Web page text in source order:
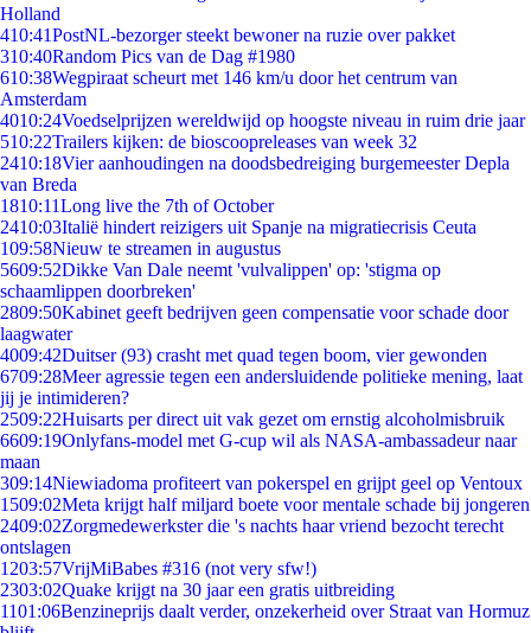
Holland
410:41PostNL-bezorger steekt bewoner na ruzie over pakket
310:40Random Pics van de Dag #1980
610:38Wegpiraat scheurt met 146 km/u door het centrum van
Amsterdam
4010:24Voedselprijzen wereldwijd op hoogste niveau in ruim drie jaar
510:22Trailers kijken: de bioscoopreleases van week 32
2410:18Vier aanhoudingen na doodsbedreiging burgemeester Depla
van Breda
1810:11Long live the 7th of October
2410:03Italië hindert reizigers uit Spanje na migratiecrisis Ceuta
109:58Nieuw te streamen in augustus
5609:52Dikke Van Dale neemt 'vulvalippen' op: 'stigma op
schaamlippen doorbreken'
2809:50Kabinet geeft bedrijven geen compensatie voor schade door
laagwater
4009:42Duitser (93) crasht met quad tegen boom, vier gewonden
6709:28Meer agressie tegen een andersluidende politieke mening, laat
jij je intimideren?
2509:22Huisarts per direct uit vak gezet om ernstig alcoholmisbruik
6609:19Onlyfans-model met G-cup wil als NASA-ambassadeur naar
maan
309:14Niewiadoma profiteert van pokerspel en grijpt geel op Ventoux
1509:02Meta krijgt half miljard boete voor mentale schade bij jongeren
2409:02Zorgmedewerkster die 's nachts haar vriend bezocht terecht
ontslagen
1203:57VrijMiBabes #316 (not very sfw!)
2303:02Quake krijgt na 30 jaar een gratis uitbreiding
1101:06Benzineprijs daalt verder, onzekerheid over Straat van Hormuz